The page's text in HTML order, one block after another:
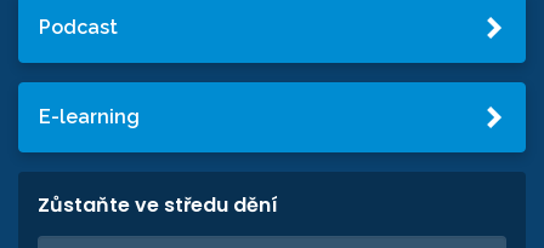
Podcast
E-learning
Zůstaňte ve středu dění